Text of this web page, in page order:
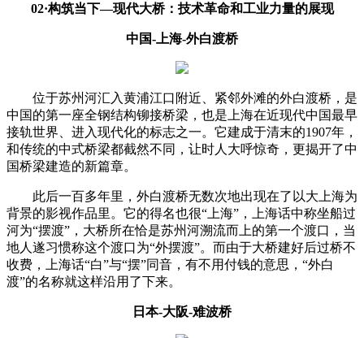
02·构筑当下—现代大桥：技术革命和工业力量的展现
中国-上海-外白渡桥
位于苏州河汇入黄浦江口附近、紧邻外滩的外白渡桥，是
中国的第一座全钢结构铆接桥梁，也是上海在近现代中国最早
接轨世界、进入现代化的标志之一。它建成于清末的1907年，
和传统的中式桥梁都截然不同，让时人大呼惊奇，更揭开了中
国桥梁建造的新篇章。
此后一百多年里，外白渡桥无数次地出现在了以大上海为
背景的影视作品里。它的得名也很“上海”，上海话中称坐船过
河为“摆渡”，大桥所在恰是苏州河溯流而上的第一个渡口，当
地人遂习惯称这个渡口为“外摆渡”。而由于大桥建好后过桥不
收费，上海话“白”与“摆”同音，有不用付钱的意思，“外白
渡”的名称就这样沿用了下来。
日本-大阪-难波桥